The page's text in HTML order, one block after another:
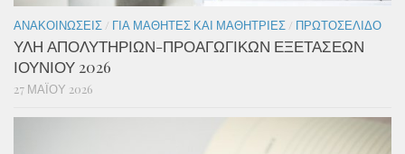
ΑΝΑΚΟΙΝΏΣΕΙΣ / ΓΙΑ ΜΑΘΗΤΈΣ ΚΑΙ ΜΑΘΉΤΡΙΕΣ / ΠΡΩΤΟΣΈΛΙΔΟ
ΥΛΗ ΑΠΟΛΥΤΗΡΙΩΝ-ΠΡΟΑΓΩΓΙΚΩΝ ΕΞΕΤΑΣΕΩΝ
ΙΟΥΝΙΟΥ 2026
27 ΜΑΪ́ΟΥ 2026